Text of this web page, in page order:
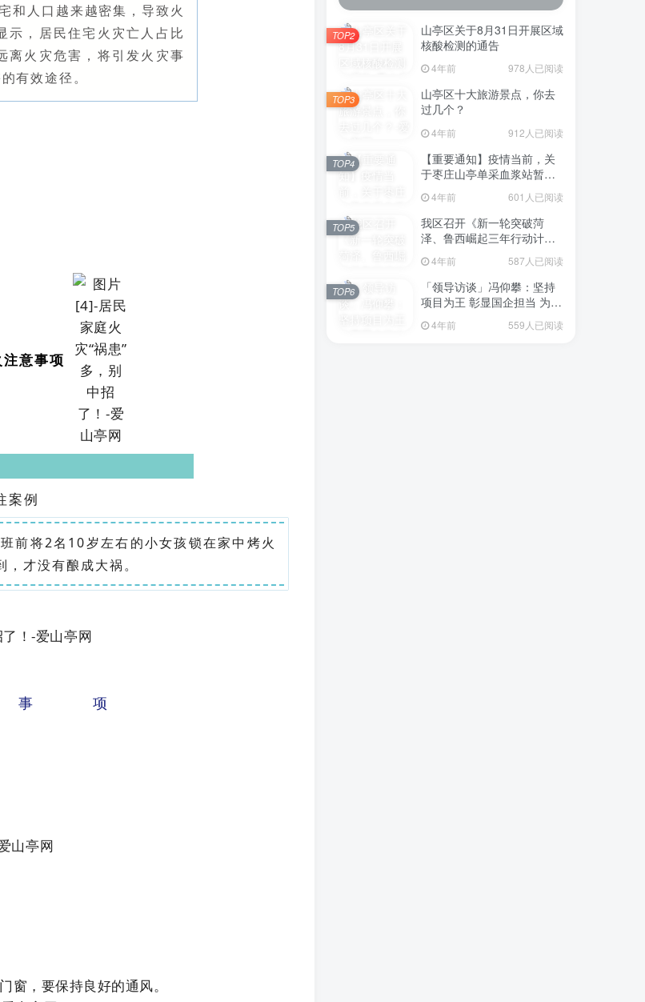
和人口越来越密集，导致火
示，居民住宅火灾亡人占比
离火灾危害，将引发火灾事
有效途径。
意事项
案例
前将2名10岁左右的小女孩锁在家中烤火
才没有酿成大祸。
事 项
窗，要保持良好的通风。
山亭区关于8月31日开展区域
核酸检测的通告
4年前 978人已阅读
TOP2
山亭区十大旅游景点，你去
过几个？
4年前 912人已阅读
TOP3
【重要通知】疫情当前，关
于枣庄山亭单采血浆站暂停
4年前 601人已阅读
TOP4
我区召开《新一轮突破菏
泽、鲁西崛起三年行动计划
意见稿）政策分析研判会议
4年前 587人已阅读
TOP5
「领导访谈」冯仰攀：坚持
项目为王 彰显国企担当 为全
点项目建设贡献“交发力量”
4年前 559人已阅读
TOP6
微信登录